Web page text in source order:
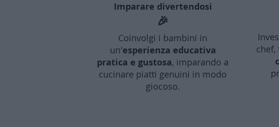
Imparare divertendosi
🎉
Coinvolgi i bambini in
un'esperienza educativa
pratica e gustosa, imparando a
cucinare piatti genuini in modo
giocoso.